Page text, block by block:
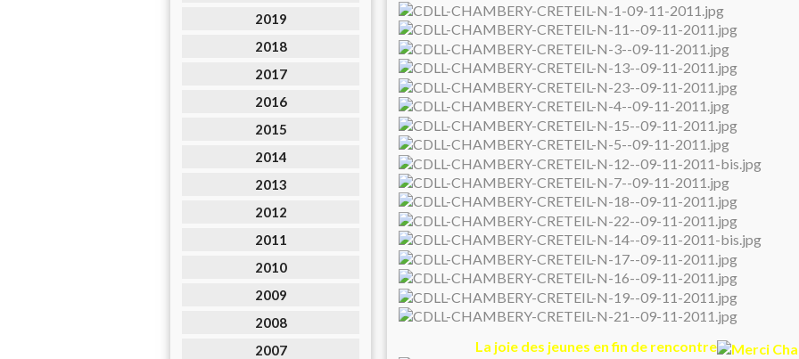
2019
2018
2017
2016
2015
2014
2013
2012
2011
2010
2009
2008
2007
La joie des jeunes en fin de rencontre